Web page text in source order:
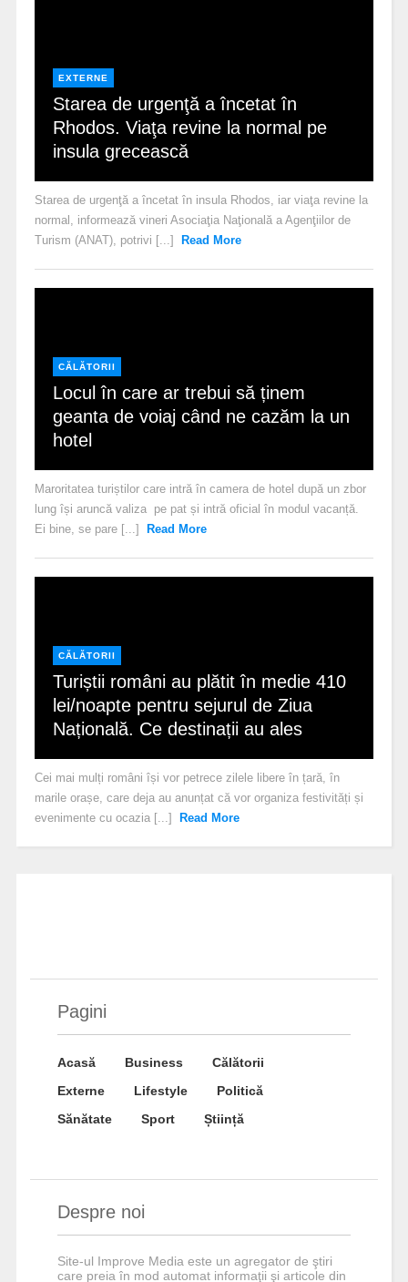
EXTERNE
Starea de urgenţă a încetat în
Rhodos. Viaţa revine la normal pe
insula grecească
Starea de urgenţă a încetat în insula Rhodos, iar viaţa revine la
normal, informează vineri Asociaţia Naţională a Agenţiilor de
Turism (ANAT), potrivi [...]
Read More
CĂLĂTORII
Locul în care ar trebui să ținem
geanta de voiaj când ne cazăm la un
hotel
Maroritatea turiștilor care intră în camera de hotel după un zbor
lung își aruncă valiza pe pat și intră oficial în modul vacanță.
Ei bine, se pare [...]
Read More
CĂLĂTORII
Turiștii români au plătit în medie 410
lei/noapte pentru sejurul de Ziua
Națională. Ce destinații au ales
Cei mai mulți români își vor petrece zilele libere în țară, în
marile orașe, care deja au anunțat că vor organiza festivități și
evenimente cu ocazia [...]
Read More
Pagini
Acasă Business
Călătorii
Externe
Lifestyle
Politică
Sănătate
Sport Știință
Despre noi
Site-ul Improve Media este un agregator de ştiri
care preia în mod automat informaţii şi articole din